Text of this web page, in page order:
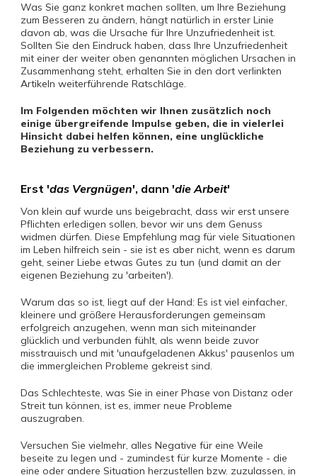
Was Sie ganz konkret machen sollten, um Ihre Beziehung
zum Besseren zu ändern, hängt natürlich in erster Linie
davon ab, was die Ursache für Ihre Unzufriedenheit ist.
Sollten Sie den Eindruck haben, dass Ihre Unzufriedenheit
mit einer der weiter oben genannten möglichen Ursachen in
Zusammenhang steht, erhalten Sie in den dort verlinkten
Artikeln weiterführende Ratschläge.
Im Folgenden möchten wir Ihnen zusätzlich noch
einige übergreifende Impulse geben, die in vielerlei
Hinsicht dabei helfen können, eine unglückliche
Beziehung zu verbessern.
Erst 'das Vergnügen', dann 'die Arbeit'
Von klein auf wurde uns beigebracht, dass wir erst unsere
Pflichten erledigen sollen, bevor wir uns dem Genuss
widmen dürfen. Diese Empfehlung mag für viele Situationen
im Leben hilfreich sein - sie ist es aber nicht, wenn es darum
geht, seiner Liebe etwas Gutes zu tun (und damit an der
eigenen Beziehung zu 'arbeiten').
Warum das so ist, liegt auf der Hand: Es ist viel einfacher,
kleinere und größere Herausforderungen gemeinsam
erfolgreich anzugehen, wenn man sich miteinander
glücklich und verbunden fühlt, als wenn beide zuvor
misstrauisch und mit 'unaufgeladenen Akkus' pausenlos um
die immergleichen Probleme gekreist sind.
Das Schlechteste, was Sie in einer Phase von Distanz oder
Streit tun können, ist es, immer neue Probleme
auszugraben.
Versuchen Sie vielmehr, alles Negative für eine Weile
beseite zu legen und - zumindest für kurze Momente - die
eine oder andere Situation herzustellen bzw. zuzulassen, in